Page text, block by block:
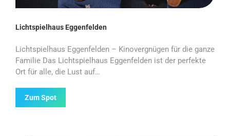
Lichtspielhaus Eggenfelden
Lichtspielhaus Eggenfelden – Kinovergnügen für die ganze
Familie Das Lichtspielhaus Eggenfelden ist der perfekte
Ort für alle, die Lust auf…
Zum Spot